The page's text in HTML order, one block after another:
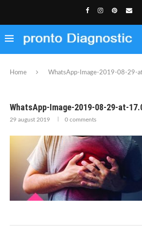
Home WhatsApp-Image-2019-08-29-
WhatsApp-Image-2019-08-29-at-
29 august 2019 0 comments